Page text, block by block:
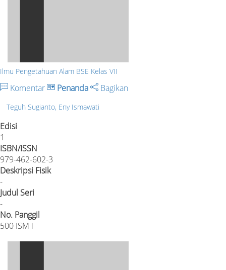
Ilmu Pengetahuan Alam BSE Kelas VII
Komentar Penanda Bagikan
Teguh Sugianto, Eny Ismawati
Edisi
1
ISBN/ISSN
979-462-602-3
Deskripsi Fisik
-
Judul Seri
-
No. Panggil
500 ISM i